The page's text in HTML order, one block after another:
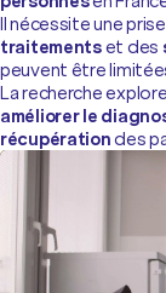
Il nécessite une
traitementset des
peuvent être
La recherche
améliorer le
récupérationdes